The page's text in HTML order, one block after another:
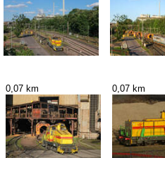
0,07 km 0,07 km